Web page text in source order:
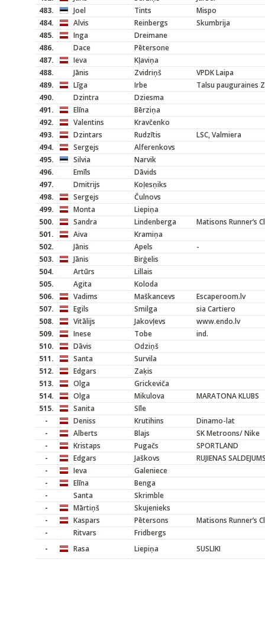
483.
Joel Tints
Mispo
484.
Alvis Reinbergs
Skumbrija
485.
Inga
Dreimane
486.
Dace
Pētersone
487.
Ieva
Kļaviņa
488.
Jānis Zvidriņš
VPDK Laipa
489.
Līga Irbe
Talsu pauguraines
490.
Dzintra
Dziesma
491.
Elīna
Bērziņa
492.
Valentins
Kravčenko
493.
Dzintars Rudzītis
LSC, Valmiera
494.
Sergejs
Alferenkovs
495.
Silvia
Narvik
496.
Emīls
Dāvids
497.
Dmitrijs
Koļesņiks
498.
Sergejs
Čulnovs
499.
Monta
Liepiņa
500.
Sandra Lindenberga
Matisons Runner’s
501.
Aiva
Kramiņa
502.
Jānis Apels
-
503.
Jānis
Birģelis
504.
Artūrs
Lillais
505.
Agita
Koloda
506.
Vadims Maškancevs
Escaperoom.lv
507.
Egils Smilga
sia Cartiero
508.
Vitālijs Jakovļevs
www.endo.lv
509.
Inese Tobe
ind.
510.
Dāvis
Odziņš
511.
Santa
Survila
512.
Edgars
Zaķis
513.
Olga
Grickeviča
514.
Olga Mikulova
MARATONA KLUBS
515.
Sanita
Sīle
-
Deniss Krutihins
Dinamo-lat
-
Alberts Blajs
SK Metroons/ Nike
-
Kristaps Pugačs
SPORTLAND
-
Edgars Jaškovs
RUJIENAS
-
Ieva
Galeniece
-
Elīna
Benga
-
Santa
Skrimble
-
Mārtiņš
Skujenieks
-
Kaspars Pētersons
Matisons Runner’s
-
Ritvars
Fridbergs
-
Rasa Liepiņa SUSLIKI